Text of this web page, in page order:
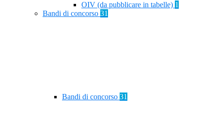
OIV (da pubblicare in tabelle) 1
Bandi di concorso 31
Bandi di concorso 31